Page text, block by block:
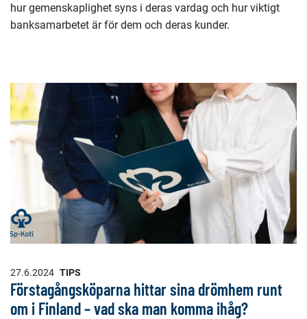
hur gemenskaplighet syns i deras vardag och hur viktigt
banksamarbetet är för dem och deras kunder.
27.6.2024 TIPS
Förstagångsköparna hittar sina drömhem runt
om i Finland – vad ska man komma ihåg?